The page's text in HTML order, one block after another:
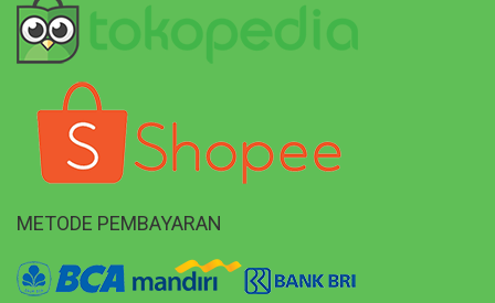
METODE PEMBAYARAN